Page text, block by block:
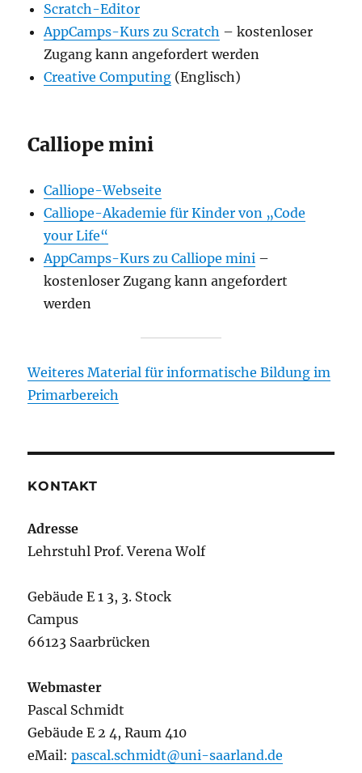
Scratch-Editor
AppCamps-Kurs zu Scratch – kostenloser
Zugang kann angefordert werden
Creative Computing (Englisch)
Calliope mini
Calliope-Webseite
Calliope-Akademie für Kinder von „Code
your Life“
AppCamps-Kurs zu Calliope mini –
kostenloser Zugang kann angefordert
werden
Weiteres Material für informatische Bildung im
Primarbereich
KONTAKT
Adresse
Lehrstuhl Prof. Verena Wolf
Gebäude E 1 3, 3. Stock
Campus
66123 Saarbrücken
Webmaster
Pascal Schmidt
Gebäude E 2 4, Raum 410
eMail:pascal.schmidt@uni-saarland.de